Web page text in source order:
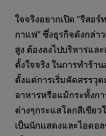
ใจจริงอยากเปิด “รีสอ
กาแฟ” ซึ่งธุรกิจดังกล่า
สูง ต้องลงไปบริหารแล
ตั้งใจจริง ในการทำร้า
ตั้งแต่การเริ่มคัดสรรวุ
อาหารหรือแม้กระทั้งก
ต่างๆกระแสโลกสีเขีย
เป็นนักแสดงและไอดอ